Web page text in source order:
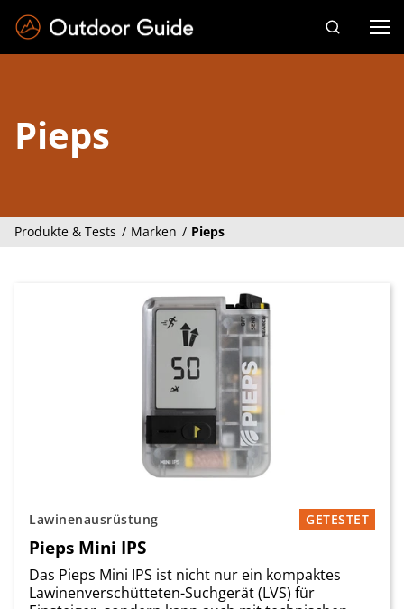
Pieps
Produkte & Tests Marken Pieps
Lawinenausrüstung GETESTET
Pieps Mini IPS
Das Pieps Mini IPS ist nicht nur ein kompaktes
Lawinenverschütteten-Suchgerät (LVS) für